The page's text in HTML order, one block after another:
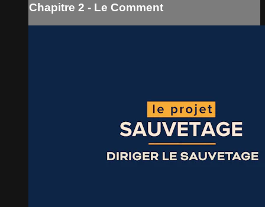
Chapitre 2 - Le Comment